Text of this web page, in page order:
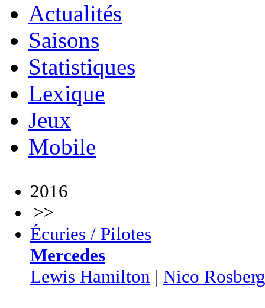
Actualités
Saisons
Statistiques
Lexique
Jeux
Mobile
2016
>>
Écuries / Pilotes
Mercedes
Lewis Hamilton | Nico Rosberg